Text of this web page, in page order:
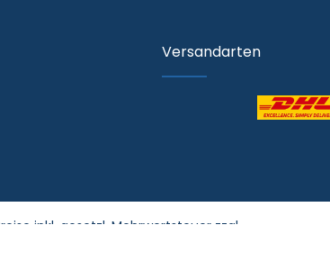
Versandarten
inkl. gesetzl. Mehrwertsteuer zzgl.